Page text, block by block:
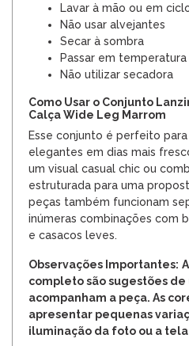
Lavar à mão ou em
Não usar alvejantes
Secar à sombra
Passar em temperatura
Não utilizar secadora
Como Usar o Conjunto
Calça Wide Leg Marrom
Esse conjunto é perfeito
elegantes em dias mais
um visual casual chic ou
estruturada para uma
peças também funcionam
inúmeras combinações com
e casacos leves.
Observações Importantes:
completo são sugestões de
acompanham a peça. As
apresentar pequenas
iluminação da foto ou a